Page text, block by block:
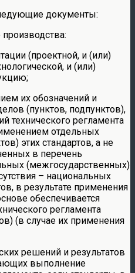
документы:
(проектной, и (или)
и (или)
их обозначений и
(пунктов, подпунктов),
технического регламента
отдельных
этих стандартов, а не
в перечень
(межгосударственных)
– национальных
в результате применения
обеспечивается
регламента
(в случае их применения
решений и результатов
выполнение